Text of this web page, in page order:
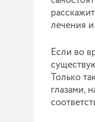
лечения
Если во
Только
глазами,